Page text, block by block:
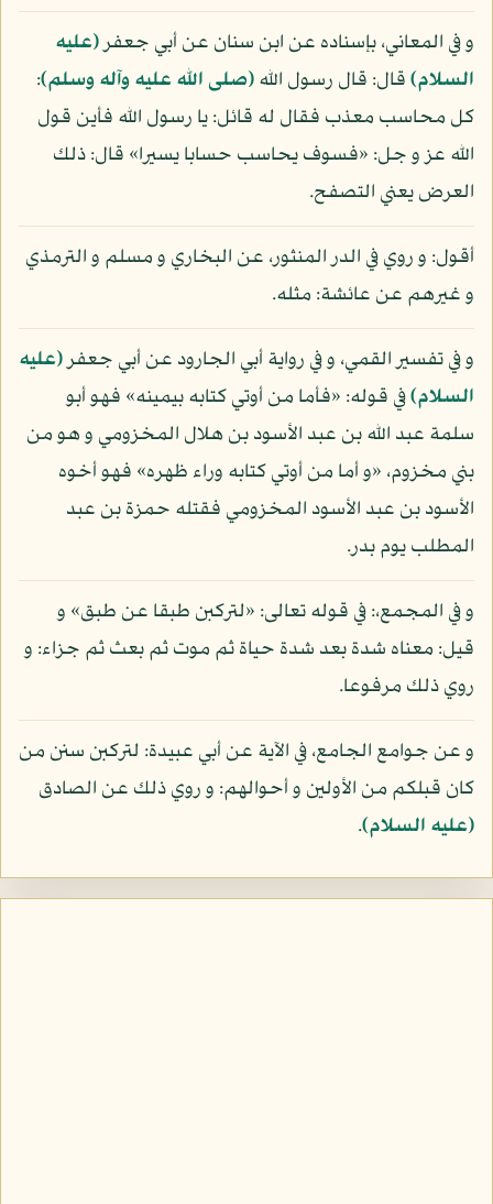
و في المعاني، بإسناده عن ابن سنان عن أبي جعفر(عليه
السلام)قال: قال رسول الله(صلى الله عليه وآله وسلم):
كل محاسب معذب فقال له قائل: يا رسول الله فأين قول
الله عز و جل: «فسوف يحاسب حسابا يسيرا» قال: ذلك
العرض يعني التصفح.
أقول: و روي في الدر المنثور، عن البخاري و مسلم و الترمذي
و غيرهم عن عائشة: مثله.
و في تفسير القمي، و في رواية أبي الجارود عن أبي جعفر(عليه
السلام)في قوله: «فأما من أوتي كتابه بيمينه» فهو أبو
سلمة عبد الله بن عبد الأسود بن هلال المخزومي و هو من
بني مخزوم، «و أما من أوتي كتابه وراء ظهره» فهو أخوه
الأسود بن عبد الأسود المخزومي فقتله حمزة بن عبد
المطلب يوم بدر.
و في المجمع،: في قوله تعالى: «لتركبن طبقا عن طبق» و
قيل: معناه شدة بعد شدة حياة ثم موت ثم بعث ثم جزاء: و
روي ذلك مرفوعا.
و عن جوامع الجامع، في الآية عن أبي عبيدة: لتركبن سنن من
كان قبلكم من الأولين و أحوالهم: و روي ذلك عن الصادق
(عليه السلام).